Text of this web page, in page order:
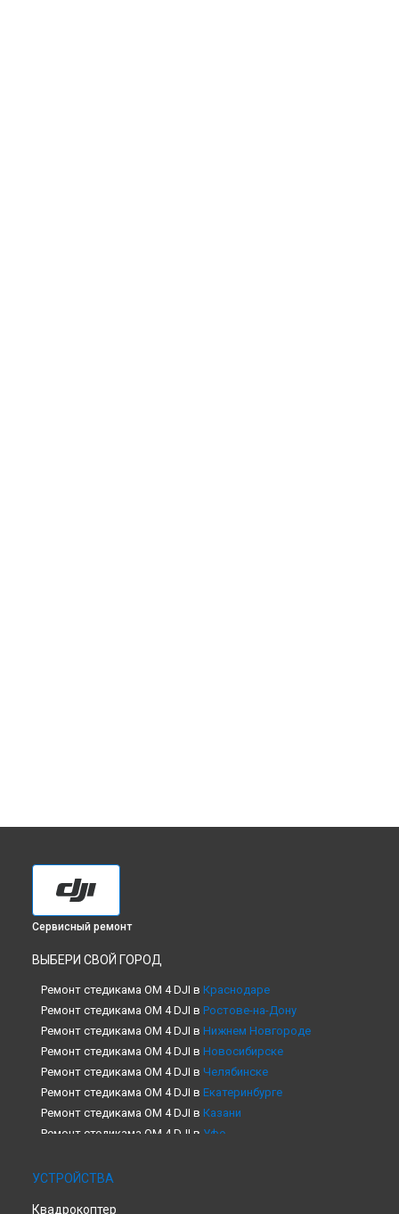
Сервисный ремонт
ВЫБЕРИ СВОЙ ГОРОД
Ремонт стедикама OM 4 DJI в Краснодаре
Ремонт стедикама OM 4 DJI в Ростове-на-Дону
Ремонт стедикама OM 4 DJI в Нижнем Новгороде
Ремонт стедикама OM 4 DJI в Новосибирске
Ремонт стедикама OM 4 DJI в Челябинске
Ремонт стедикама OM 4 DJI в Екатеринбурге
Ремонт стедикама OM 4 DJI в Казани
Ремонт стедикама OM 4 DJI в Уфе
Ремонт стедикама OM 4 DJI в
УСТРОЙСТВА
Квадрокоптер